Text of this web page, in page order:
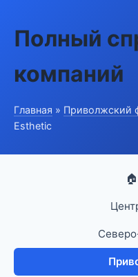
Полный
компаний
Главная » Приволжский
Esthetic